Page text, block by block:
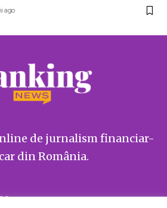
ago
de jurnalism financiar-
din România.